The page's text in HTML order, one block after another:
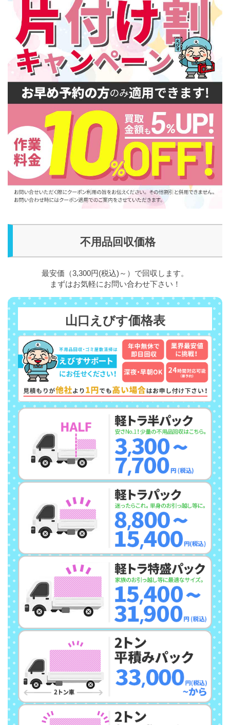
不用品回収価格
最安価（3,300円(税込)～）で回収します。
まずはお気軽にお問い合わせ下さい！
山口えびす価格表